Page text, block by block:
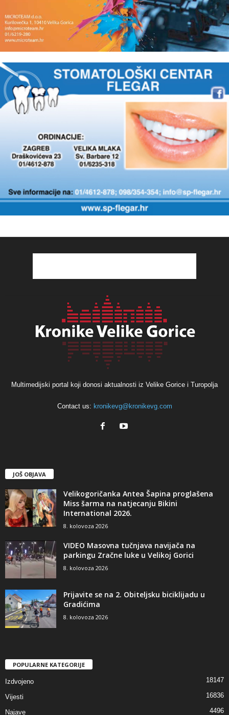
Multimedijski portal koji donosi aktualnosti iz Velike Gorice i Turopolja
Contact us: kronikevg@kronikevg.com
JOŠ OBJAVA
Velikogoričanka Antea Šapina proglašena
Miss šarma na natjecanju Bikini
International 2026.
8. kolovoza 2026
VIDEO Masovna tučnjava navijača na
parkingu Zračne luke u Velikoj Gorici
8. kolovoza 2026
Prijavite se na 2. Obiteljsku biciklijadu u
Gradićima
8. kolovoza 2026
POPULARNE KATEGORIJE
Izdvojeno 18147
Vijesti 16836
Najave 4496